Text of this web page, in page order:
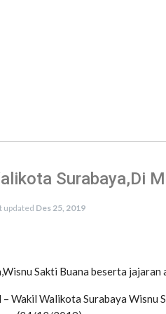
Surabaya,Di
updated Des 25, 2019
Sakti Buana beserta
Wakil Walikota Surabaya